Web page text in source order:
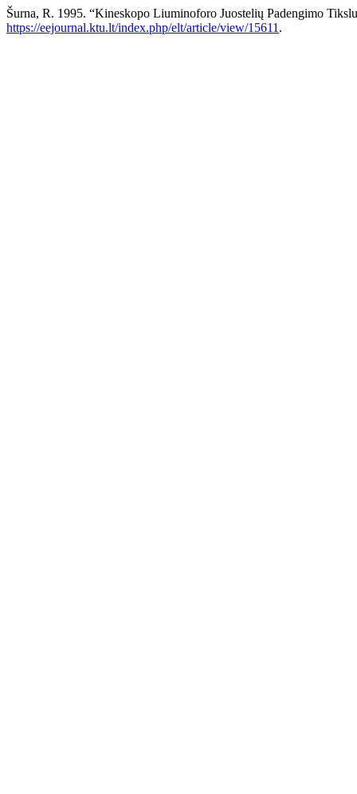
Šurna, R. 1995. “Kineskopo Liuminoforo Juostelių Padengimo
https://eejournal.ktu.lt/index.php/elt/article/view/15611 .